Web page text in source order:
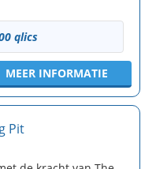
qlics
MEER INFORMATIE
Pit